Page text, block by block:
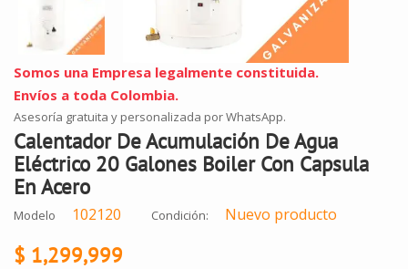
Somos una Empresa legalmente constituida.
Envíos a toda Colombia.
Asesoría gratuita y personalizada por WhatsApp.
Calentador De Acumulación De Agua
Eléctrico 20 Galones Boiler Con Capsula
En Acero
Modelo 102120 Condición: Nuevo producto
$ 1,299,999